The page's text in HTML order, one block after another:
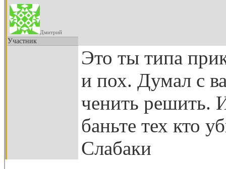
Дмитрий
Участник
Это ты типа
и пох. Думал с
ченить решить.
баньте тех кто
Слабаки